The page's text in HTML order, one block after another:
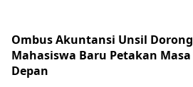
Ombus Akuntansi Unsil Dorong
Mahasiswa Baru Petakan Masa
Depan